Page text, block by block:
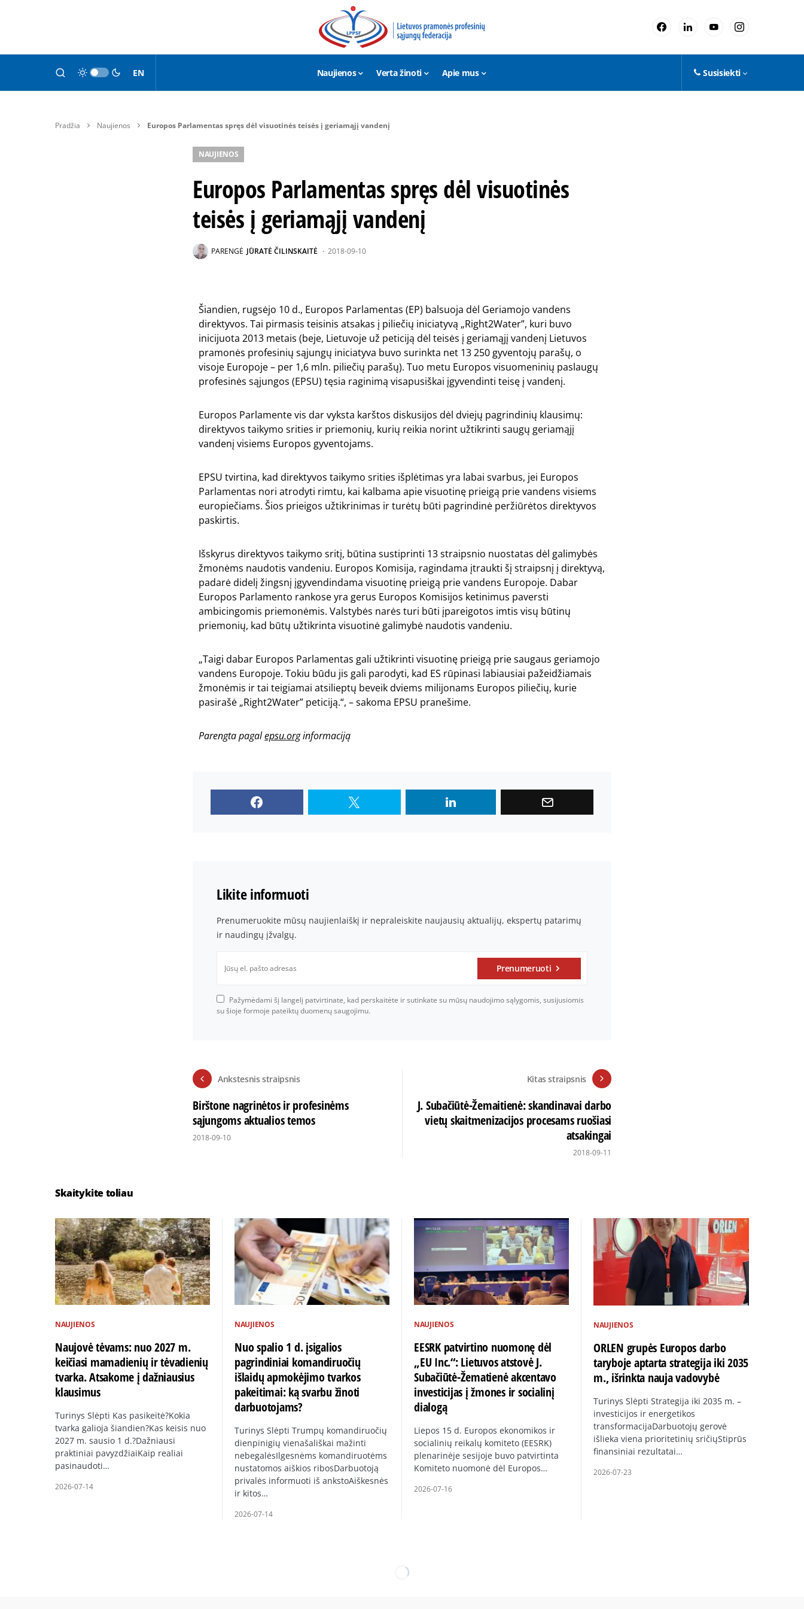
EN Naujienos Verta žinoti Apie mus Susisiekti
Pradžia Naujienos Europos Parlamentas spręs dėl visuotinės teisės į geriamąjį vandenį
NAUJIENOS
Europos Parlamentas spręs dėl visuotinės
teisės į geriamąjį vandenį
PARENGĖ JŪRATĖ ČILINSKAITĖ 2018-09-10
Šiandien, rugsėjo 10 d., Europos Parlamentas (EP) balsuoja dėl Geriamojo vandens
direktyvos. Tai pirmasis teisinis atsakas į piliečių iniciatyvą „Right2Water”, kuri buvo
inicijuota 2013 metais (beje, Lietuvoje už peticiją dėl teisės į geriamąjį vandenį Lietuvos
pramonės profesinių sąjungų iniciatyva buvo surinkta net 13 250 gyventojų parašų, o
visoje Europoje – per 1,6 mln. piliečių parašų). Tuo metu Europos visuomeninių paslaugų
profesinės sąjungos (EPSU) tęsia raginimą visapusiškai įgyvendinti teisę į vandenį.
Europos Parlamente vis dar vyksta karštos diskusijos dėl dviejų pagrindinių klausimų:
direktyvos taikymo srities ir priemonių, kurių reikia norint užtikrinti saugų geriamąjį
vandenį visiems Europos gyventojams.
EPSU tvirtina, kad direktyvos taikymo srities išplėtimas yra labai svarbus, jei Europos
Parlamentas nori atrodyti rimtu, kai kalbama apie visuotinę prieigą prie vandens visiems
europiečiams. Šios prieigos užtikrinimas ir turėtų būti pagrindinė peržiūrėtos direktyvos
paskirtis.
Išskyrus direktyvos taikymo sritį, būtina sustiprinti 13 straipsnio nuostatas dėl galimybės
žmonėms naudotis vandeniu. Europos Komisija, ragindama įtraukti šį straipsnį į direktyvą,
padarė didelį žingsnį įgyvendindama visuotinę prieigą prie vandens Europoje. Dabar
Europos Parlamento rankose yra gerus Europos Komisijos ketinimus paversti
ambicingomis priemonėmis. Valstybės narės turi būti įpareigotos imtis visų būtinų
priemonių, kad būtų užtikrinta visuotinė galimybė naudotis vandeniu.
„Taigi dabar Europos Parlamentas gali užtikrinti visuotinę prieigą prie saugaus geriamojo
vandens Europoje. Tokiu būdu jis gali parodyti, kad ES rūpinasi labiausiai pažeidžiamais
žmonėmis ir tai teigiamai atsilieptų beveik dviems milijonams Europos piliečių, kurie
pasirašė „Right2Water” peticiją.“, – sakoma EPSU pranešime.
Parengta pagalepsu.orginformaciją
Likite informuoti
Prenumeruokite mūsų naujienlaiškį ir nepraleiskite naujausių aktualijų, ekspertų patarimų
ir naudingų įžvalgų.
Prenumeruoti
Pažymėdami šį langelį patvirtinate, kad perskaitėte ir sutinkate su mūsų naudojimo sąlygomis, susijusiomis
su šioje formoje pateiktų duomenų saugojimu.
Ankstesnis straipsnis
Birštone nagrinėtos ir profesinėms
sąjungoms aktualios temos
2018-09-10
Kitas straipsnis
J. Subačiūtė-Žemaitienė: skandinavai darbo
vietų skaitmenizacijos procesams ruošiasi
atsakingai
2018-09-11
Skaitykite toliau
NAUJIENOS
Naujovė tėvams: nuo 2027 m.
keičiasi mamadienių ir tėvadienių
tvarka. Atsakome į dažniausius
klausimus
Turinys Slėpti Kas pasikeitė?Kokia
tvarka galioja šiandien?Kas keisis nuo
2027 m. sausio 1 d.?Dažniausi
praktiniai pavyzdžiaiKaip realiai
pasinaudoti…
2026-07-14
NAUJIENOS
Nuo spalio 1 d. įsigalios
pagrindiniai komandiruočių
išlaidų apmokėjimo tvarkos
pakeitimai: ką svarbu žinoti
darbuotojams?
Turinys Slėpti Trumpų komandiruočių
dienpinigių vienašališkai mažinti
nebegalėsIlgesnėms komandiruotėms
nustatomos aiškios ribosDarbuotoją
privalės informuoti iš ankstoAiškesnės
ir kitos…
2026-07-14
NAUJIENOS
EESRK patvirtino nuomonę dėl
„EU Inc.“: Lietuvos atstovė J.
Subačiūtė-Žematienė akcentavo
investicijas į žmones ir socialinį
dialogą
Liepos 15 d. Europos ekonomikos ir
socialinių reikalų komiteto (EESRK)
plenarinėje sesijoje buvo patvirtinta
Komiteto nuomonė dėl Europos…
2026-07-16
NAUJIENOS
ORLEN grupės Europos darbo
taryboje aptarta strategija iki 2035
m., išrinkta nauja vadovybė
Turinys Slėpti Strategija iki 2035 m. –
investicijos ir energetikos
transformacijaDarbuotojų gerovė
išlieka viena prioritetinių sričiųStiprūs
finansiniai rezultatai…
2026-07-23